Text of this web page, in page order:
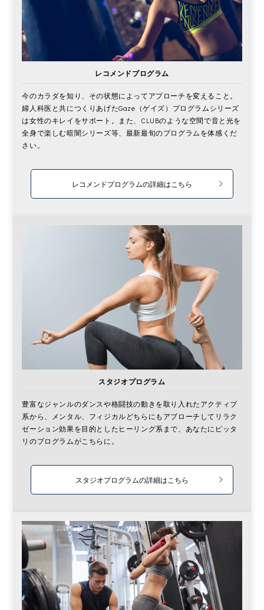
レコメンドプログラム
今のカラダを知り、その状態によってアプローチを変えること。
婦人科医と共につくりあげたGaze（ゲイズ）プログラムシリーズ
は女性のキレイをサポート。また、CLUBのような空間で音と光を
全身で楽しむ暗闇シリーズ等、最新最旬のプログラムを体感くだ
さい。
レコメンドプログラムの詳細はこちら
スタジオプログラム
豊富なジャンルのダンスや格闘技の動きを取り入れたアクティブ
系から、メンタル、フィジカルどちらにもアプローチしてリラク
ゼーション効果を目的としたヒーリング系まで、あなたにピッタ
リのプログラムがこちらに。
スタジオプログラムの詳細はこちら